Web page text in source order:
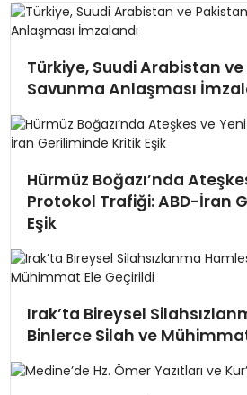
Türkiye, Suudi Arabistan
Savunma Anlaşması
Hürmüz Boğazı’nda
Protokol Trafiği: ABD-İran
Eşik
Irak’ta Bireysel
Binlerce Silah ve